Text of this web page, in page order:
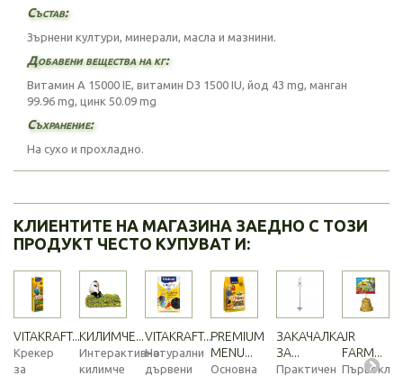
Състав:
Зърнени култури, минерали, масла и мазнини.
Добавени вещества на кг:
Витамин A 15000 IE, витамин D3 1500 IU, йод 43 mg, манган
99.96 mg, цинк 50.09 mg
Съхранение:
На сухо и прохладно.
КЛИЕНТИТЕ НА МАГАЗИНА ЗАЕДНО С ТОЗИ
ПРОДУКТ ЧЕСТО КУПУВАТ И:
VITAKRAFT...
Крекер
за
КИЛИМЧЕ...
Интерактивно
килимче
VITAKRAFT...
Натурални
дървени
PREMIUM
MENU...
Основна
ЗАКАЧАЛКА
ЗА...
Практичен
JR
FARM...